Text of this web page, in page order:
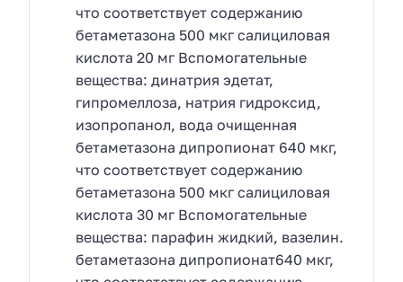
что соответствует содержанию
бетаметазона 500 мкг салициловая
кислота 20 мг Вспомогательные
вещества: динатрия эдетат,
гипромеллоза, натрия гидроксид,
изопропанол, вода очищенная
бетаметазона дипропионат 640 мкг,
что соответствует содержанию
бетаметазона 500 мкг салициловая
кислота 30 мг Вспомогательные
вещества: парафин жидкий, вазелин.
бетаметазона дипропионат640 мкг,